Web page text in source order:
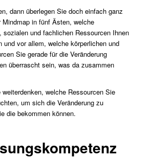
dann überlegen Sie doch einfach ganz
Mindmap in fünf Ästen, welche
sozialen und fachlichen Ressourcen Ihnen
und vor allem, welche körperlichen und
Sie gerade für die Veränderung
überrascht sein, was da zusammen
welche Ressourcen Sie
um sich die Veränderung zu
die bekommen können.